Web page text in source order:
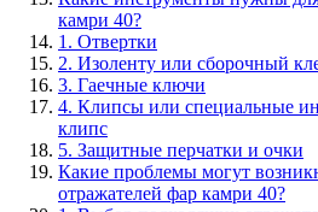
камри 40?
1. Отвертки
2. Изоленту или сборочный
3. Гаечные ключи
4. Клипсы или специальные
клипс
5. Защитные перчатки и очки
Какие проблемы могут
отражателей фар камри 40?